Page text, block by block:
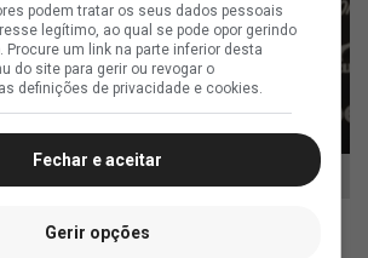
podem tratar os seus dados pessoais
legítimo, ao qual se pode opor gerindo
Procure um link na parte inferior desta
do site para gerir ou revogar o
definições de privacidade e cookies.
Fechar e aceitar
Gerir opções